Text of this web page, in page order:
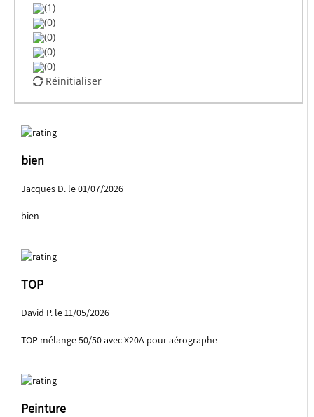
(1)
(0)
(0)
(0)
(0)
Réinitialiser
bien
Jacques D. le 01/07/2026
bien
TOP
David P. le 11/05/2026
TOP mélange 50/50 avec X20A pour aérographe
Peinture